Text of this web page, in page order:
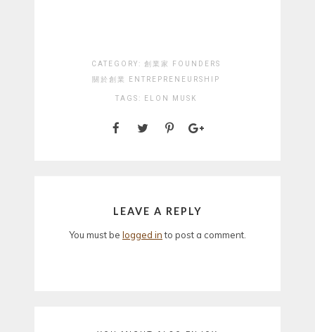
CATEGORY: 創業家 FOUNDERS
關於創業 ENTREPRENEURSHIP
TAGS: ELON MUSK
LEAVE A REPLY
You must be logged into post a comment.